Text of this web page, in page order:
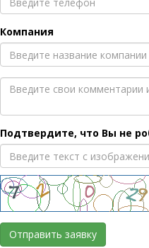
Компания
Подтвердите, что Вы не
Отправить заявку